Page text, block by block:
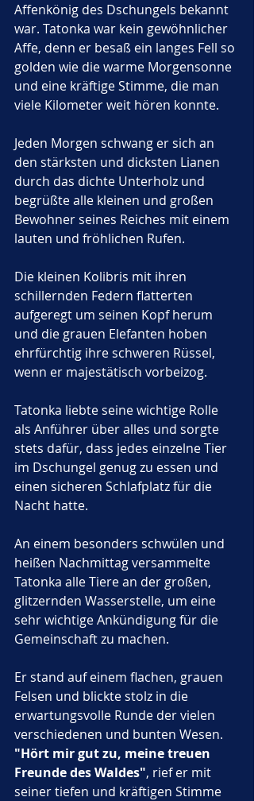
Affenkönig des Dschungels bekannt
war. Tatonka war kein gewöhnlicher
Affe, denn er besaß ein langes Fell so
golden wie die warme Morgensonne
und eine kräftige Stimme, die man
viele Kilometer weit hören konnte.
Jeden Morgen schwang er sich an
den stärksten und dicksten Lianen
durch das dichte Unterholz und
begrüßte alle kleinen und großen
Bewohner seines Reiches mit einem
lauten und fröhlichen Rufen.
Die kleinen Kolibris mit ihren
schillernden Federn flatterten
aufgeregt um seinen Kopf herum
und die grauen Elefanten hoben
ehrfürchtig ihre schweren Rüssel,
wenn er majestätisch vorbeizog.
Tatonka liebte seine wichtige Rolle
als Anführer über alles und sorgte
stets dafür, dass jedes einzelne Tier
im Dschungel genug zu essen und
einen sicheren Schlafplatz für die
Nacht hatte.
An einem besonders schwülen und
heißen Nachmittag versammelte
Tatonka alle Tiere an der großen,
glitzernden Wasserstelle, um eine
sehr wichtige Ankündigung für die
Gemeinschaft zu machen.
Er stand auf einem flachen, grauen
Felsen und blickte stolz in die
erwartungsvolle Runde der vielen
verschiedenen und bunten Wesen.
"Hört mir gut zu, meine treuen
Freunde des Waldes", rief er mit
seiner tiefen und kräftigen Stimme